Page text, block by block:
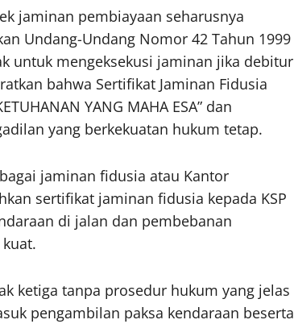
jaminan pembiayaan seharusnya
Undang-Undang Nomor 42 Tahun 1999
untuk mengeksekusi jaminan jika debitur
bahwa Sertifikat Jaminan Fidusia
YANG MAHA ESA” dan
yang berkekuatan hukum tetap.
jaminan fidusia atau Kantor
sertifikat jaminan fidusia kepada KSP
di jalan dan pembebanan
ketiga tanpa prosedur hukum yang jelas
pengambilan paksa kendaraan beserta